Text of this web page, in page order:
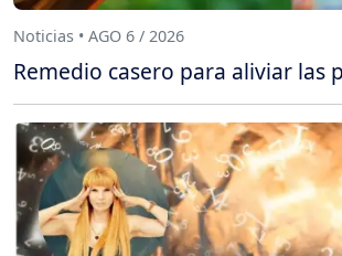
Noticias • AGO 6 / 2026
Remedio casero para aliviar las